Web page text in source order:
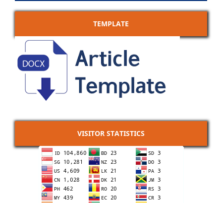
TEMPLATE
VISITOR STATISTICS